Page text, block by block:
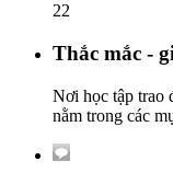
22
Thắc mắc -
Nơi học tập trao
nằm trong các